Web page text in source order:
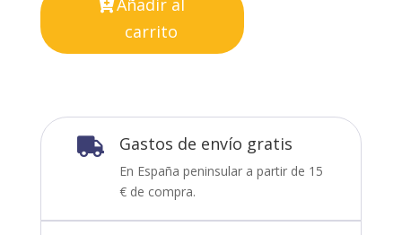
carrito
 Gastos de envío gratis
En España peninsular a partir de 15
€ de compra.